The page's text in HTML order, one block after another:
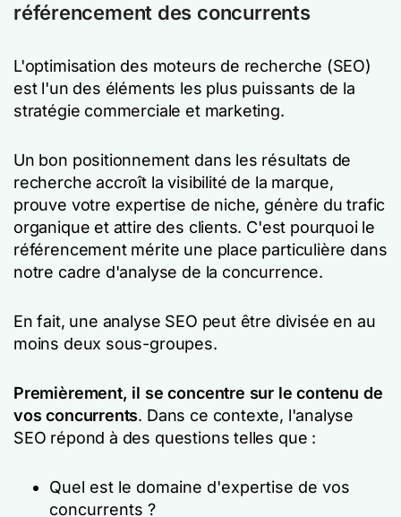
référencement des concurrents
L'optimisation des moteurs de recherche (SEO)
est l'un des éléments les plus puissants de la
stratégie commerciale et marketing.
Un bon positionnement dans les résultats de
recherche accroît la visibilité de la marque,
prouve votre expertise de niche, génère du trafic
organique et attire des clients. C'est pourquoi le
référencement mérite une place particulière dans
notre cadre d'analyse de la concurrence.
En fait, une analyse SEO peut être divisée en au
moins deux sous-groupes.
Premièrement, il se concentre sur le contenu de
vos concurrents. Dans ce contexte, l'analyse
SEO répond à des questions telles que :
Quel est le domaine d'expertise de vos
concurrents ?